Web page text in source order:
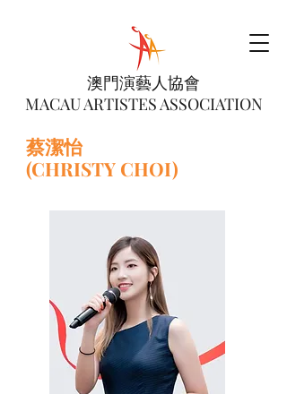
澳門演藝人協會
MACAU ARTISTES ASSOCIATION
蔡潔怡
(CHRISTY CHOI)